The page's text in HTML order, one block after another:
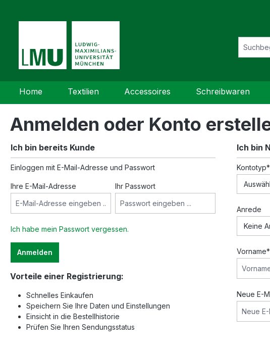
Home Textilien Accessoires Schreibwaren
Anmelden oder Konto
Ich bin bereits Kunde
Einloggen mit E-Mail-Adresse und Passwort
Ihre E-Mail-Adresse Ihr Passwort
Ich habe mein Passwort vergessen.
Anmelden
Vorteile einer Registrierung:
Schnelles Einkaufen
Speichern Sie Ihre Daten und Einstellungen
Einsicht in die Bestellhistorie
Prüfen Sie Ihren Sendungsstatus
Ich bin
Kontotyp*
Anrede
Vorname*
Neue E-